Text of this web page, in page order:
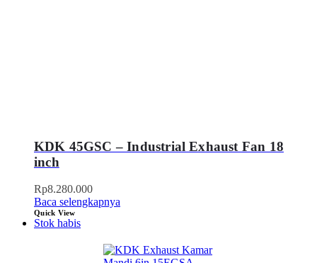
KDK 45GSC – Industrial Exhaust Fan 18
inch
Rp8.280.000
Baca selengkapnya
Quick View
Stok habis